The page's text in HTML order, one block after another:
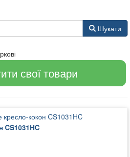
Шукати
свої товари
CS1031HC